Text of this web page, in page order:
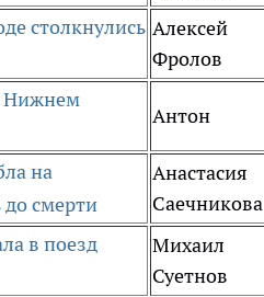
столкнулись Алексей
Фролов
Нижнем
Антон
на
до смерти
Анастасия
Саечникова
в поезд
Михаил
Суетнов